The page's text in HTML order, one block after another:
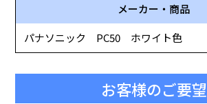
メーカー・商品
パナソニック PC50 ホワイト色
お客様のご要望